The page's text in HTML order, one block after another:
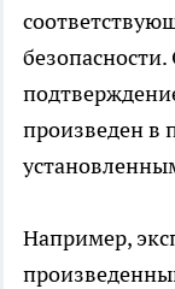
произведен в
Например,